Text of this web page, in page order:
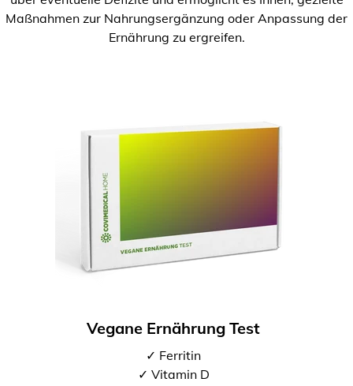
Maßnahmen zur Nahrungsergänzung oder Anpassung der
Ernährung zu ergreifen.
Vegane Ernährung Test
✓ Ferritin
✓ Vitamin D